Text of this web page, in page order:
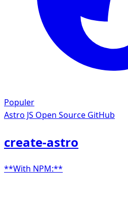
Populer
Astro JS Open Source GitHub
create-astro
**With NPM:**